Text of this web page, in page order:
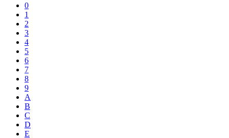
0
1
2
3
4
5
6
7
8
9
A
B
C
D
E